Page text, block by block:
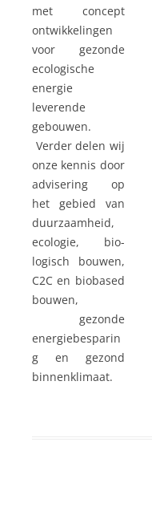
met concept
ontwikkelingen
voor gezonde
ecologische
energie
leverende
gebouwen.
Verder delen wij
onze kennis door
advisering op
het gebied van
duurzaamheid,
ecologie, bio-
logisch bouwen,
C2C en biobased
bouwen,
gezonde
energiebesparin
g en gezond
binnenklimaat.